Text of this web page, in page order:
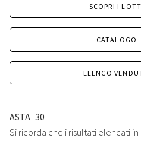
SCOPRI I
CATALOGO
ELENCO
ASTA 30
Si ricorda che i risultati elencati